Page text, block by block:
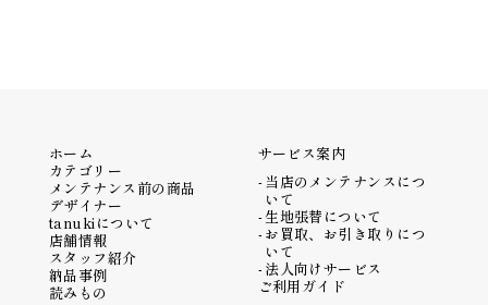
ホーム
カテゴリー
メンテナンス前の商品
デザイナー
tanukiについて
店舗情報
スタッフ紹介
納品事例
読みもの
サービス案内
当店のメンテナンスにつ
いて
生地張替について
お買取、お引き取りにつ
いて
法人向けサービス
ご利用ガイド